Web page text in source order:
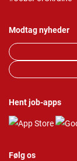
Modtag nyheder
Hent job-apps
Følg os